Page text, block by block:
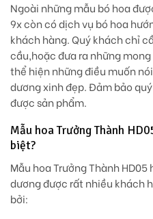
Ngoài những mẫu bó hoa
9x còn có dịch vụ bó hoa
khách hàng. Quý khách chỉ
cầu,hoặc đưa ra những
thể hiện những điều muốn
dương xinh đẹp. Đảm bảo
được sản phẩm.
Mẫu hoa Trưởng Thành
biệt?
Mẫu hoa Trưởng Thành
dương được rất nhiều khách
bởi: